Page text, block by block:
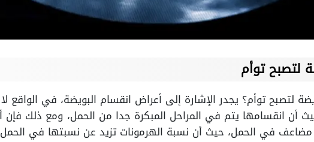
لتصبح توأم
لتصبح توأم؟ يجدر الإشارة إلى أعراض انقسام البويضة، في الواقع
أن انقسامها يتم في المراحل المبكرة جدا من الحمل، ومع ذلك فإن
في الحمل، حيث أن نسبة الهرمونات تزيد عن نسبتها في الحمل